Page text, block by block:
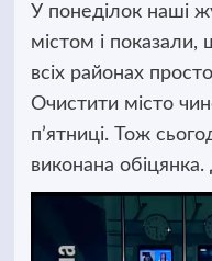
У понеділок наші
містом і
всіх районах
Очистити місто
п’ятниці. Тож
виконана обіцянка.
Відеопрогравач